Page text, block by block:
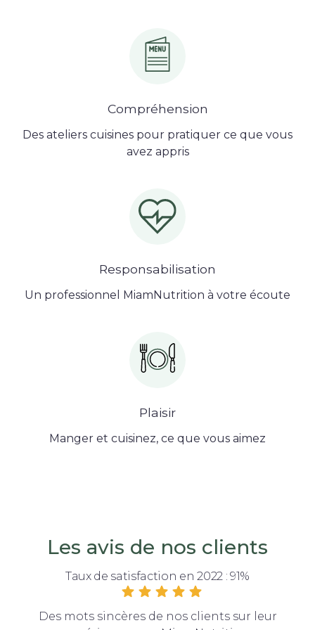
Compréhension
Des ateliers cuisines pour pratiquer ce que vous
avez appris
Responsabilisation
Un professionnel MiamNutrition à votre écoute
Plaisir
Manger et cuisinez, ce que vous aimez
Les avis de nos clients
Taux de satisfaction en 2022 : 91%
Des mots sincères de nos clients sur leur